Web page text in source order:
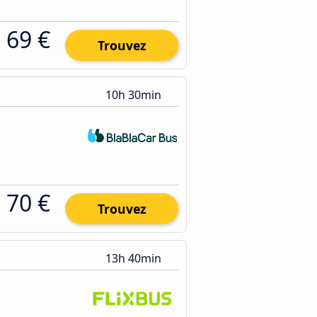
69 € Trouvez
10h 30min
70 € Trouvez
13h 40min